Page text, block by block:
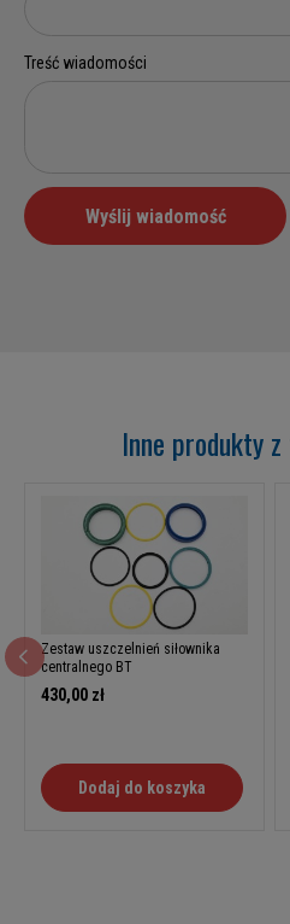
Inne produkty
Zestaw uszczelnień siłownika
centralnego BT
430,00 zł
Dodaj do koszyka